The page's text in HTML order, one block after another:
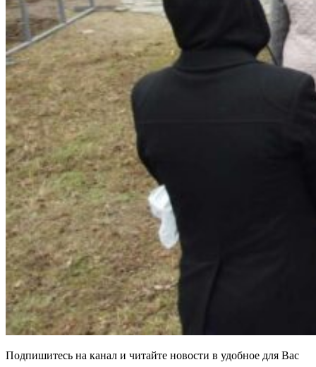
Подпишитесь на канал и читайте новости в удобное для Вас